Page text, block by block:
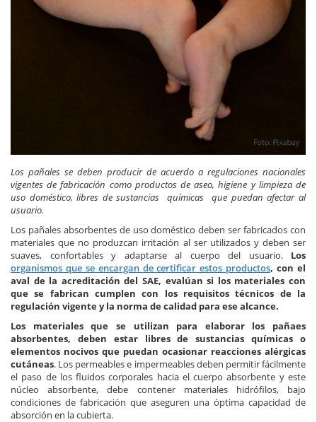
Los pañales se deben producir de acuerdo a regulaciones nacionales
vigentes de fabricación como productos de aseo, higiene y limpieza de
uso doméstico, libres de sustancias químicas que puedan afectar al
usuario.
Los pañales absorbentes de uso doméstico deben ser fabricados con
materiales que no produzcan irritación al ser utilizados y deben ser
suaves, confortables y adaptarse al cuerpo del usuario. Los
organismos que se encargan de certificar estos productos, con el
aval de la acreditación del SAE, evalúan si los materiales con
que se fabrican cumplen con los requisitos técnicos de la
regulación vigente y la norma de calidad para ese alcance.
Los materiales que se utilizan para elaborar los pañaes
absorbentes, deben estar libres de sustancias químicas o
elementos nocivos que puedan ocasionar reacciones alérgicas
cutáneas. Los permeables e impermeables deben permitir fácilmente
el paso de los fluidos corporales hacia el cuerpo absorbente y este
núcleo absorbente, debe contener materiales hidrófilos, bajo
condiciones de fabricación que aseguren una óptima capacidad de
absorción en la cubierta.